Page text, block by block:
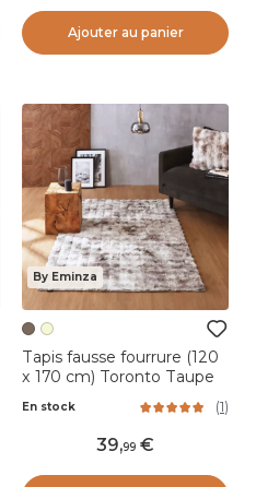
Ajouter au panier
By Eminza
Tapis fausse fourrure (120
x 170 cm) Toronto Taupe
En stock (1)
39,99